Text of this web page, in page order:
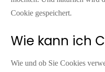
Cookie gespeichert.
Wie kann ich
Wie und ob Sie Cookies